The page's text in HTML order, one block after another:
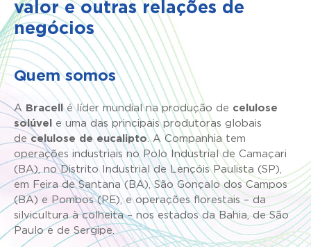
valor e outras relações de
negócios
Quem somos
A Bracell é líder mundial na produção de celulose
solúvel
e uma das principais produtoras globais
de celulose de eucalipto. A Companhia tem
operações industriais no Polo Industrial de Camaçari
(BA), no Distrito Industrial de Lençóis Paulista (SP),
em Feira de Santana (BA), São Gonçalo dos Campos
(BA) e Pombos (PE), e operações florestais – da
silvicultura à colheita – nos estados da Bahia, de São
Paulo e de Sergipe.